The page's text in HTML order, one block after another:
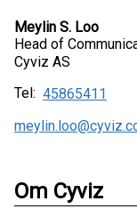
Meylin S. Loo
Head of
Cyviz AS
Tel: 45865411
Om Cyviz